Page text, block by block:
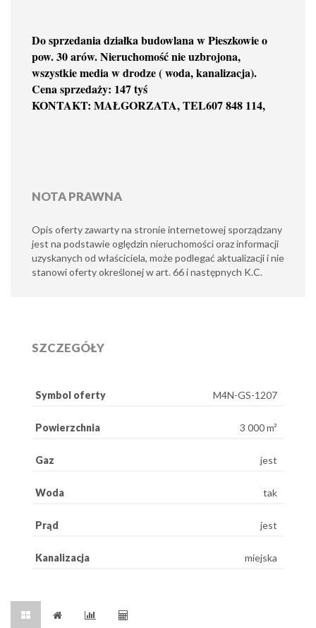
Do sprzedania działka budowlana w Pieszkowie o
pow. 30 arów. Nieruchomość nie uzbrojona,
wszystkie media w drodze ( woda, kanalizacja).
Cena sprzedaży: 147 tyś
KONTAKT: MAŁGORZATA, TEL607 848 114,
NOTA PRAWNA
Opis oferty zawarty na stronie internetowej sporządzany
jest na podstawie oględzin nieruchomości oraz informacji
uzyskanych od właściciela, może podlegać aktualizacji i nie
stanowi oferty określonej w art. 66 i następnych K.C.
SZCZEGÓŁY
Symbol oferty M4N-GS-1207
Powierzchnia 3 000 m²
Gaz jest
Woda tak
Prąd jest
Kanalizacja miejska